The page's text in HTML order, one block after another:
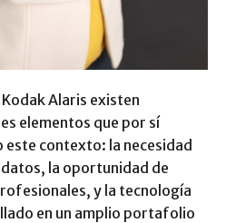
Alaris existen
elementos que por sí
contexto: la necesidad
la oportunidad de
y la tecnología
en un amplio portafolio